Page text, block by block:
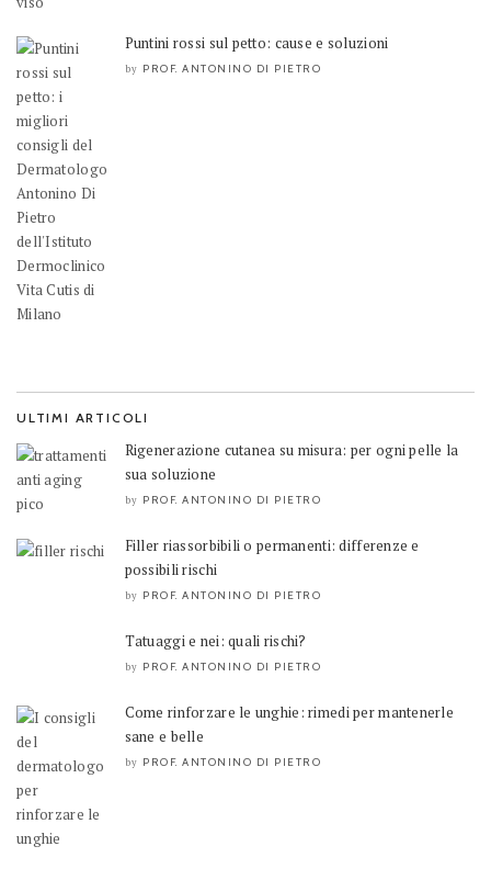
Puntini rossi sul petto: cause e soluzioni
by PROF. ANTONINO DI PIETRO
ULTIMI ARTICOLI
Rigenerazione cutanea su misura: per ogni pelle la
sua soluzione
by PROF. ANTONINO DI PIETRO
Filler riassorbibili o permanenti: differenze e
possibili rischi
by PROF. ANTONINO DI PIETRO
Tatuaggi e nei: quali rischi?
by PROF. ANTONINO DI PIETRO
Come rinforzare le unghie: rimedi per mantenerle
sane e belle
by PROF. ANTONINO DI PIETRO